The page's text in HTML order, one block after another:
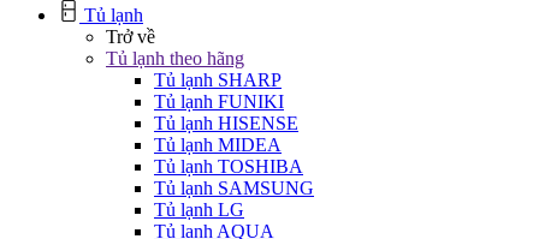
Tủ lạnh
Trở về
Tủ lạnh theo hãng
Tủ lạnh SHARP
Tủ lạnh FUNIKI
Tủ lạnh HISENSE
Tủ lạnh MIDEA
Tủ lạnh TOSHIBA
Tủ lạnh SAMSUNG
Tủ lạnh LG
Tủ lạnh AQUA